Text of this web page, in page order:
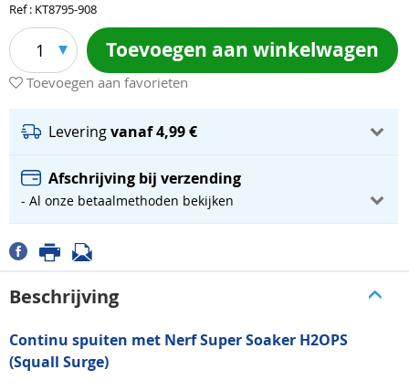
Ref : KT8795-908
1 Toevoegen aan winkelwagen
Toevoegen aan favorieten
Leveringvanaf 4,99 €
Afschrijving bij verzending
- Al onze betaalmethoden bekijken
Beschrijving
Continu spuiten met Nerf Super Soaker H2OPS
(Squall Surge)